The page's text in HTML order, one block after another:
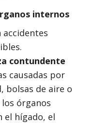
internos
accidentes
contundente
causadas por
bolsas de aire o
órganos
el hígado, el